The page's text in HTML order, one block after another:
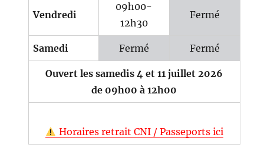
Vendredi
09h00-
12h30
Fermé
Samedi Fermé Fermé
Ouvert les samedis 4 et 11 juillet 2026
de 09h00 à 12h00
Horaires retrait CNI / Passeports ici